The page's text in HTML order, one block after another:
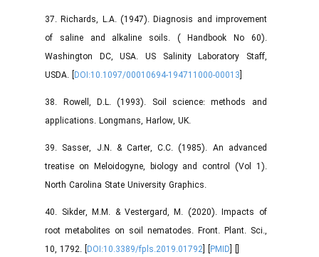
37. Richards, L.A. (1947). Diagnosis and improvement
of saline and alkaline soils. ( Handbook No 60).
Washington DC, USA. US Salinity Laboratory Staff,
USDA. [DOI:10.1097/00010694-194711000-00013
38. Rowell, D.L. (1993). Soil science: methods and
applications. Longmans, Harlow, UK.
39. Sasser, J.N. & Carter, C.C. (1985). An advanced
treatise on Meloidogyne, biology and control (Vol 1).
North Carolina State University Graphics.
40. Sikder, M.M. & Vestergard, M. (2020). Impacts of
root metabolites on soil nematodes. Front. Plant. Sci.,
10, 1792. [DOI:10.3389/fpls.2019.01792] [PMID] [